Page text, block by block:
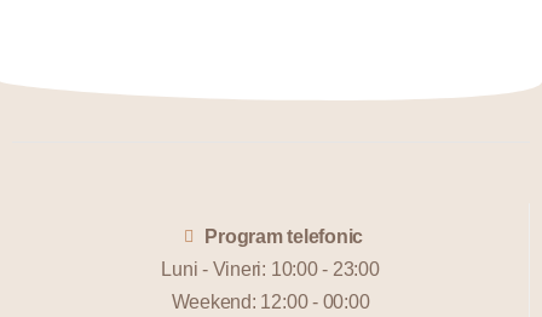
Program telefonic
Luni - Vineri: 10:00 - 23:00
Weekend: 12:00 - 00:00